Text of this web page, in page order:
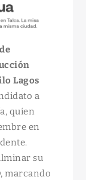
Lagos
a
quien
en
su
marcando